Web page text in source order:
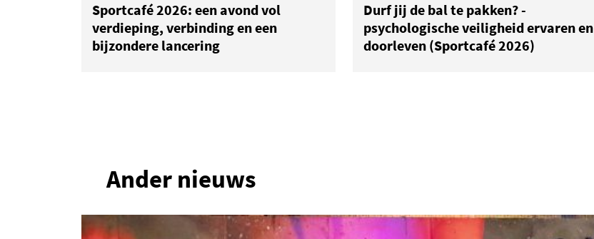
Sportcafé 2026: een avond vol
verdieping, verbinding en een
bijzondere lancering
Durf jij de bal te pakken? -
psychologische veiligheid ervaren en
doorleven (Sportcafé 2026)
Ander nieuws